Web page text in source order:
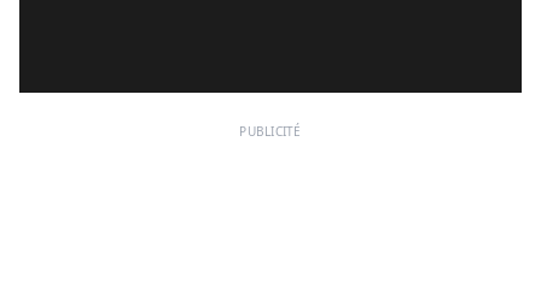
PUBLICITÉ